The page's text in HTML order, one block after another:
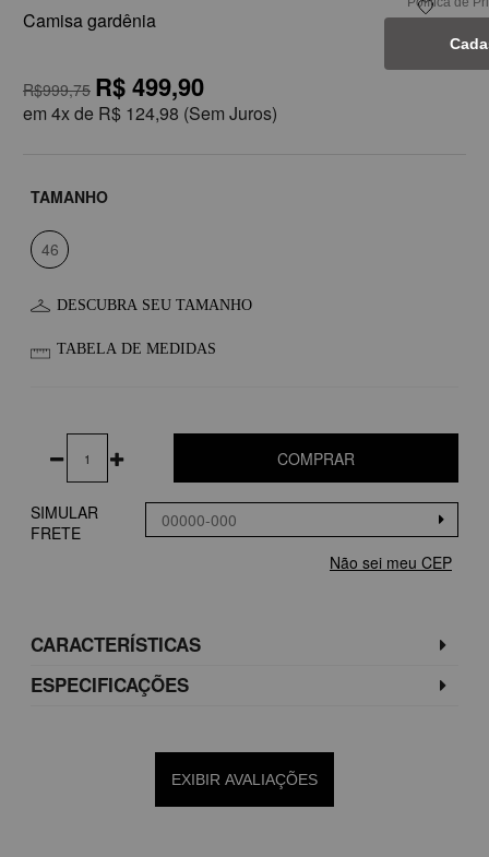
Camisa gardênia
R$999,75 R$ 499,90
em 4x de R$ 124,98 (Sem Juros)
TAMANHO
46
DESCUBRA SEU TAMANHO
TABELA DE MEDIDAS
COMPRAR
SIMULAR
FRETE
Não sei meu CEP
CARACTERÍSTICAS
ESPECIFICAÇÕES
EXIBIR AVALIAÇÕES